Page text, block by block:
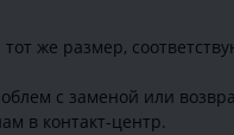
же размер,
с заменой или
в контакт-центр.